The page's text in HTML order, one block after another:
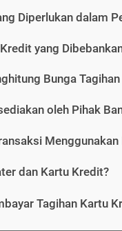
Diperlukan dalam
yang
Bunga
oleh Pihak
dan Kartu Kredit?
Tagihan Kartu